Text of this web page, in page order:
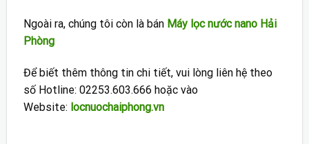
Ngoài ra, chúng tôi còn là bán Máy lọc nước nano Hải
Phòng
Để biết thêm thông tin chi tiết, vui lòng liên hệ theo
số Hotline: 02253.603.666 hoặc vào
Website: locnuochaiphong.vn